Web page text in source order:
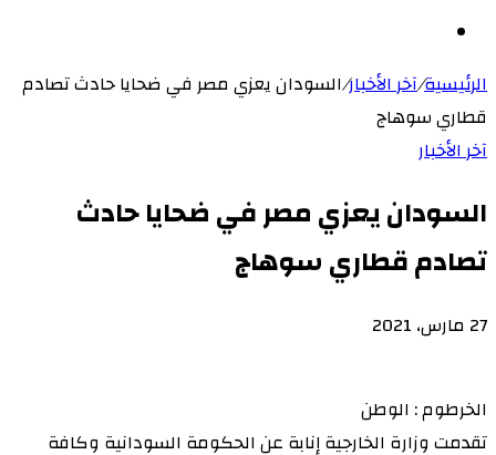
الرئيسية/آخر الأخبار/السودان يعزي مصر في ضحايا حادث تصادم
قطاري سوهاج
آخر الأخبار
السودان يعزي مصر في ضحايا حادث
تصادم قطاري سوهاج
27 مارس، 2021
الخرطوم : الوطن
تقدمت وزارة الخارجية إنابة عن الحكومة السودانية وكافة